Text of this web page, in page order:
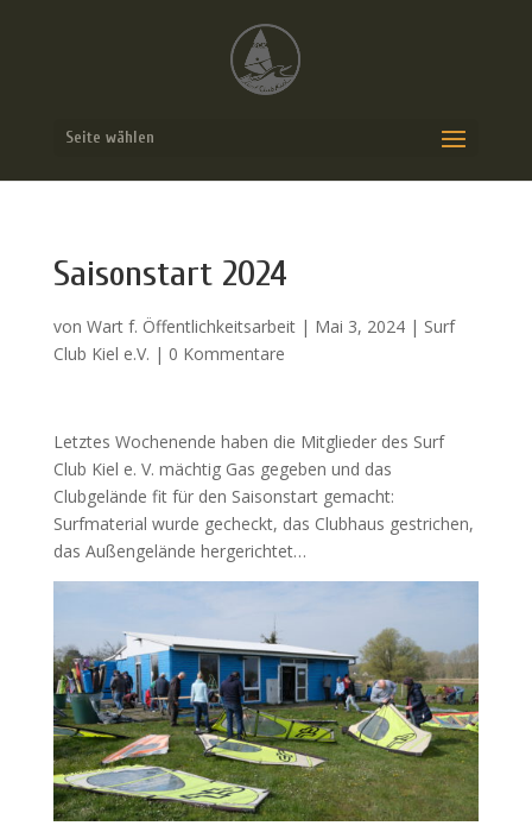
Seite wählen
Saisonstart 2024
von Wart f. Öffentlichkeitsarbeit| Mai 3, 2024| Surf
Club Kiel e.V. | 0 Kommentare
Letztes Wochenende haben die Mitglieder des Surf
Club Kiel e. V. mächtig Gas gegeben und das
Clubgelände fit für den Saisonstart gemacht:
Surfmaterial wurde gecheckt, das Clubhaus gestrichen,
das Außengelände hergerichtet…